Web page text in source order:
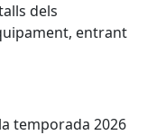
dels
entrant
temporada 2026